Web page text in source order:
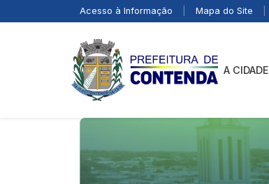
Acesso à Informação Mapa do Site
A CIDADE